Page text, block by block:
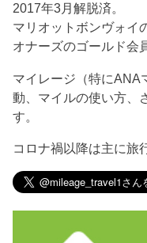
2017年3月解脱済。
マリオットボンヴォイ
オナーズのゴールド会
マイレージ（特にANA
動、マイルの使い方、
す。
コロナ禍以降は主に旅